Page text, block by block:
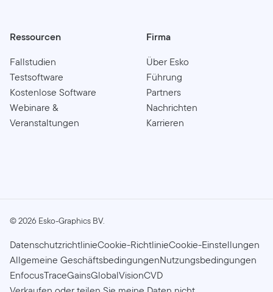
Ressourcen
Fallstudien
Testsoftware
Kostenlose Software
Webinare &
Veranstaltungen
Firma
Über Esko
Führung
Partners
Nachrichten
Karrieren
©2026 Esko-Graphics BV.
DatenschutzrichtlinieCookie-RichtlinieCookie-Einstellungen
Allgemeine GeschäftsbedingungenNutzungsbedingungen
EnfocusTraceGainsGlobalVisionCVD